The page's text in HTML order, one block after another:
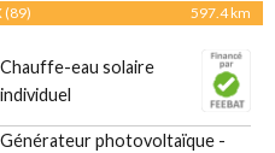
(89) 597.4 km
Chauffe-eau solaire
individuel
Générateur photovoltaïque -